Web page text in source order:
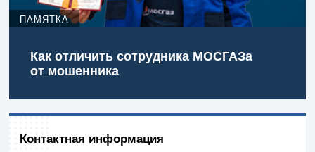
ПАМЯТКА
Как отличить сотрудника МОСГАЗа
от мошенника
Контактная информация